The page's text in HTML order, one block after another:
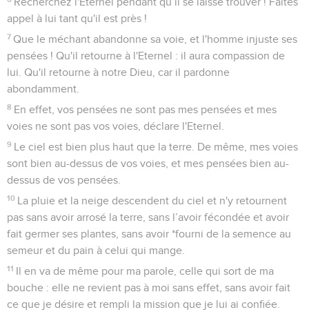
appel à lui tant qu'il est près !
7 Que le méchant abandonne sa voie, et l'homme injuste ses
pensées ! Qu'il retourne à l'Eternel : il aura compassion de
lui. Qu'il retourne à notre Dieu, car il pardonne
abondamment.
8 En effet, vos pensées ne sont pas mes pensées et mes
voies ne sont pas vos voies, déclare l'Eternel.
9 Le ciel est bien plus haut que la terre. De même, mes voies
sont bien au-dessus de vos voies, et mes pensées bien au-
dessus de vos pensées.
10 La pluie et la neige descendent du ciel et n'y retournent
pas sans avoir arrosé la terre, sans l’avoir fécondée et avoir
fait germer ses plantes, sans avoir *fourni de la semence au
semeur et du pain à celui qui mange.
11 Il en va de même pour ma parole, celle qui sort de ma
bouche : elle ne revient pas à moi sans effet, sans avoir fait
ce que je désire et rempli la mission que je lui ai confiée.